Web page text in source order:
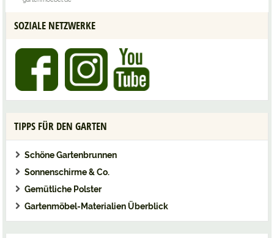
SOZIALE NETZWERKE
TIPPS FÜR DEN GARTEN
Schöne Gartenbrunnen
Sonnenschirme & Co.
Gemütliche Polster
Gartenmöbel-Materialien Überblick